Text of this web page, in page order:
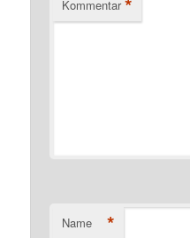
Kommentar
Name *